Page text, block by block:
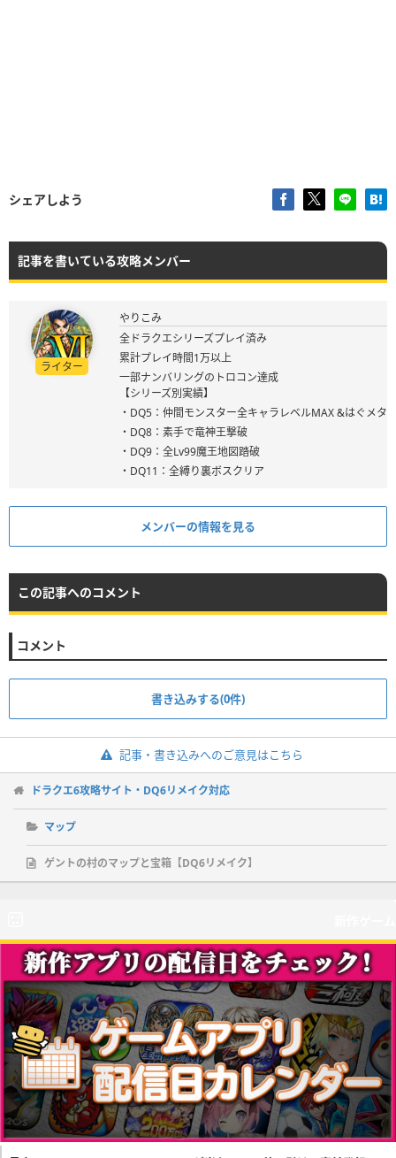
シェアしよう
記事を書いている攻略メンバー
ライター
やりこみ
全ドラクエシリーズプレイ済み
累計プレイ時間1万以上
一部ナンバリングのトロコン達成
【シリーズ別実績】
・DQ5：仲間モンスター全キャラレベルMAX &はぐメタ
・DQ8：素手で竜神王撃破
・DQ9：全Lv99魔王地図踏破
・DQ11：全縛り裏ボスクリア
メンバーの情報を見る
この記事へのコメント
コメント
書き込みする(0件)
記事・書き込みへのご意見はこちら
ドラクエ6攻略サイト・DQ6リメイク対応
マップ
ゲントの村のマップと宝箱【DQ6リメイク】